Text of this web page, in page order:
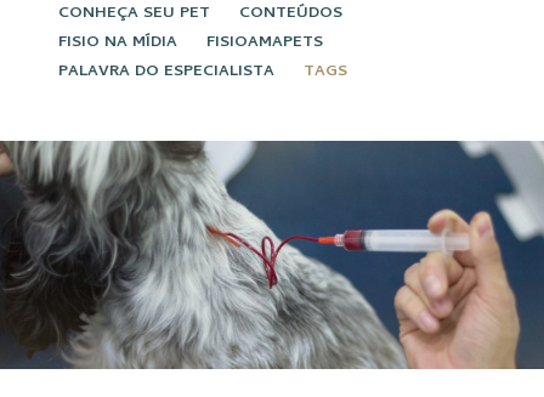
CONHEÇA SEU PET
CONTEÚDOS
FISIO NA MÍDIA
FISIOAMAPETS
PALAVRA DO ESPECIALISTA
TAGS